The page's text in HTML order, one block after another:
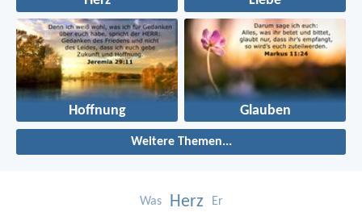
Hoffnung Glauben
Weitere Themen...
Was Herz Er